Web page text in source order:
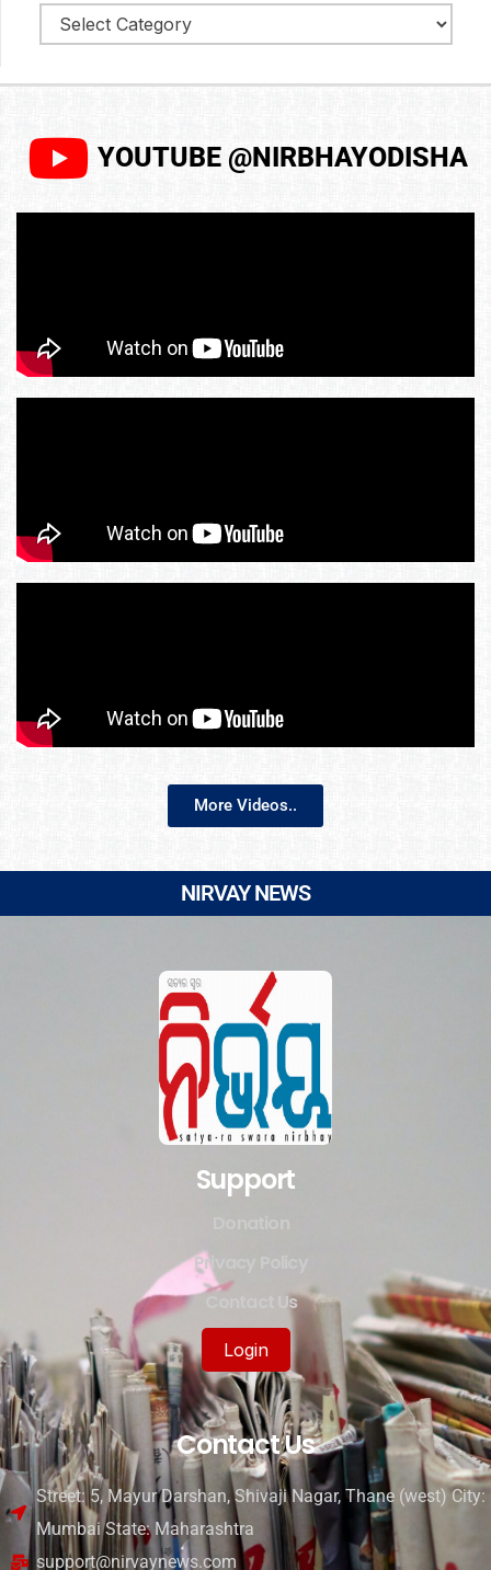
YOUTUBE @NIRBHAYODISHA
More Videos..
NIRVAY NEWS
Support
Privacy Policy
Contact Us
Login
Contact Us
Street: 5, Mayur Darshan, Shivaji Nagar, Thane (west) City:
Mumbai State: Maharashtra
support@nirvaynews.com